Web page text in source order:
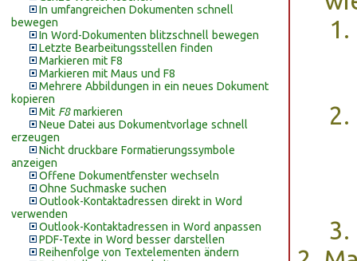
In umfangreichen Dokumenten schnell
bewegen
In Word-Dokumenten blitzschnell bewegen
Letzte Bearbeitungsstellen finden
Markieren mit F8
Markieren mit Maus und F8
Mehrere Abbildungen in ein neues Dokument
kopieren
Mit F8markieren
Neue Datei aus Dokumentvorlage schnell
erzeugen
Nicht druckbare Formatierungssymbole
anzeigen
Offene Dokumentfenster wechseln
Ohne Suchmaske suchen
Outlook-Kontaktadressen direkt in Word
verwenden
Outlook-Kontaktadressen in Word anpassen
PDF-Texte in Word besser darstellen
Reihenfolge von Textelementen ändern